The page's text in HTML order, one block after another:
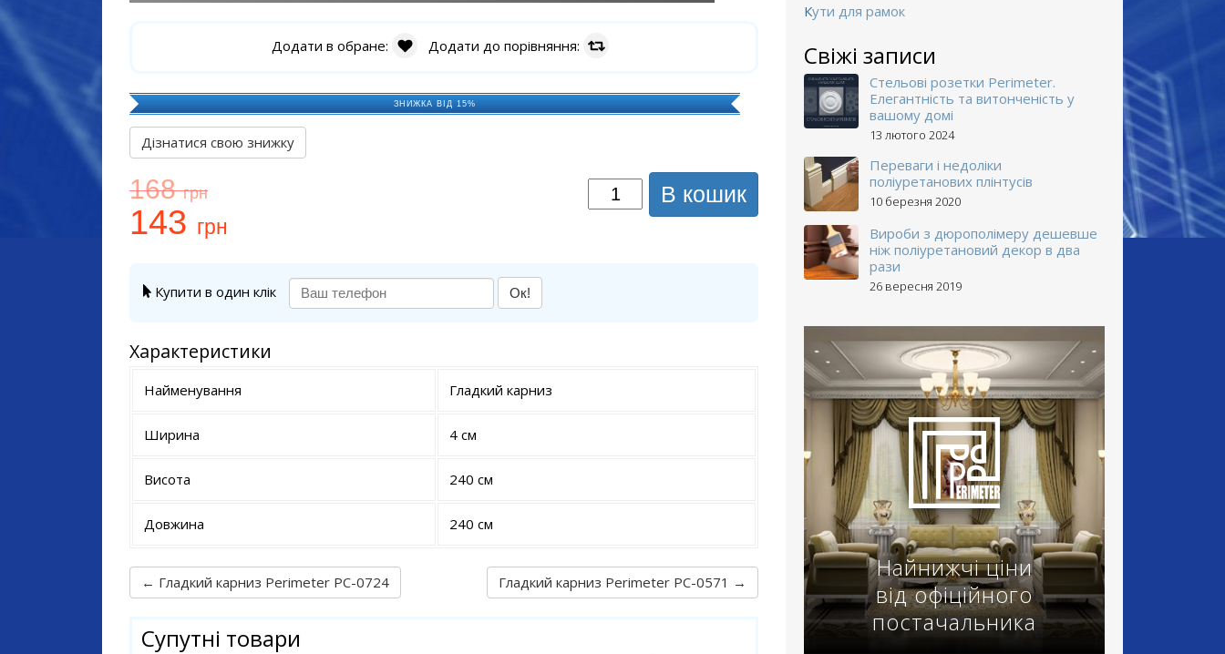
Додати в обране: Додати до порівняння:
ЗНИЖКА ВІД 15%
Дізнатися свою знижку
168грн
143 грн
В кошик
Купити в один клік Ок!
Характеристики
Найменування Гладкий карниз
Ширина 4 см
Висота 240 см
Довжина 240 см
← Гладкий карниз Perimeter PC-0724 Гладкий карниз Perimeter PC-0571 →
Супутні товари
Кути для рамок
Свіжі записи
Стельові розетки Perimeter.
Елегантність та витонченість у
вашому домі
13 лютого 2024
Переваги і недоліки
поліуретанових плінтусів
10 березня 2020
Вироби з дюрополімеру дешевше
ніж поліуретановий декор в два
рази
26 вересня 2019
Найнижчі ціни
від офіційного
постачальника